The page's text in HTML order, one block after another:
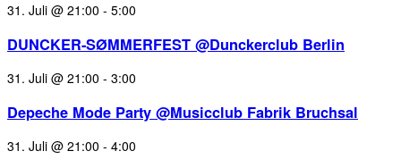
31. Juli @ 21:00 - 5:00
DUNCKER-SØMMERFEST @Dunckerclub Berlin
31. Juli @ 21:00 - 3:00
Depeche Mode Party @Musicclub Fabrik Bruchsal
31. Juli @ 21:00 - 4:00